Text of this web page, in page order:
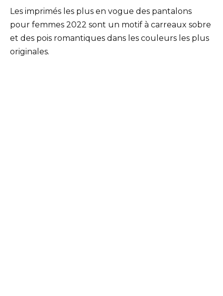
Les imprimés les plus en vogue des pantalons
pour femmes 2022 sont un motif à carreaux sobre
et des pois romantiques dans les couleurs les plus
originales.